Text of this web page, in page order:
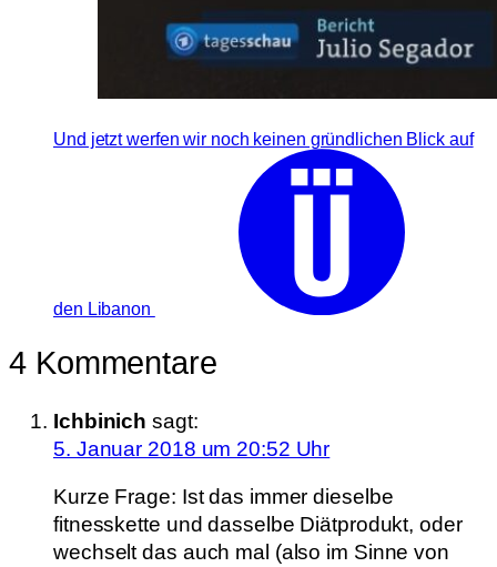
Und jetzt werfen wir noch keinen gründlichen Blick auf
den Libanon
4 Kommentare
Ichbinich sagt:
5. Januar 2018 um 20:52 Uhr
Kurze Frage: Ist das immer dieselbe
fitnesskette und dasselbe Diätprodukt, oder
wechselt das auch mal (also im Sinne von